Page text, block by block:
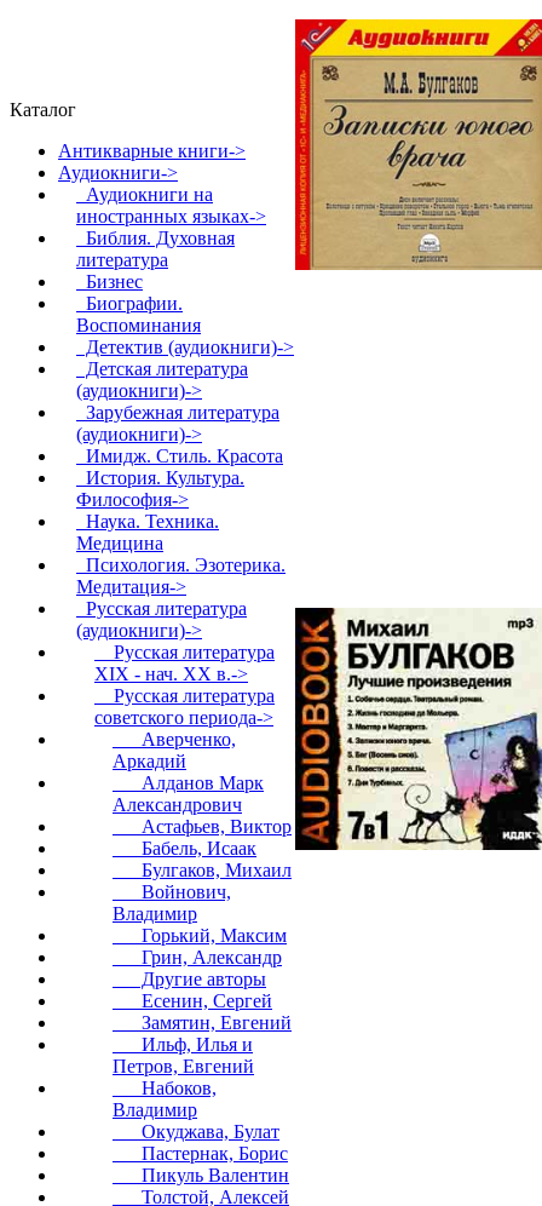
Каталог
Антикварные книги->
Аудиокниги->
Аудиокниги на
иностранных языках->
Библия. Духовная
литература
Бизнес
Биографии.
Воспоминания
Детектив (аудиокниги)->
Детская литература
(аудиокниги)->
Зарубежная литература
(аудиокниги)->
Имидж. Стиль. Красота
История. Культура.
Философия->
Наука. Техника.
Медицина
Психология. Эзотерика.
Медитация->
Русская литература
(аудиокниги)->
Русская литература
XIX - нач. XX в.->
Русская литература
советского периода->
Аверченко,
Аркадий
Алданов Марк
Александрович
Астафьев, Виктор
Бабель, Исаак
Булгаков, Михаил
Войнович,
Владимир
Горький, Максим
Грин, Александр
Другие авторы
Есенин, Сергей
Замятин, Евгений
Ильф, Илья и
Петров, Евгений
Набоков,
Владимир
Окуджава, Булат
Пастернак, Борис
Пикуль Валентин
Толстой, Алексей